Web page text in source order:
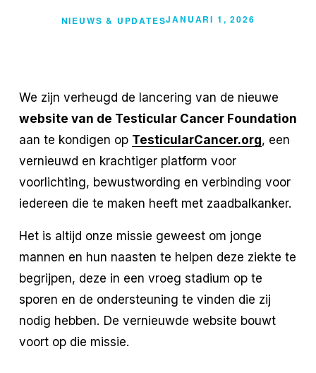
NIEUWS & UPDATESJANUARI 1, 2026
website van de Testicular Cancer Foundation
aan te kondigen op TesticularCancer.org, een
vernieuwd en krachtiger platform voor
voorlichting, bewustwording en verbinding voor
iedereen die te maken heeft met zaadbalkanker.
Het is altijd onze missie geweest om jonge
mannen en hun naasten te helpen deze ziekte te
begrijpen, deze in een vroeg stadium op te
sporen en de ondersteuning te vinden die zij
nodig hebben. De vernieuwde website bouwt
voort op die missie.